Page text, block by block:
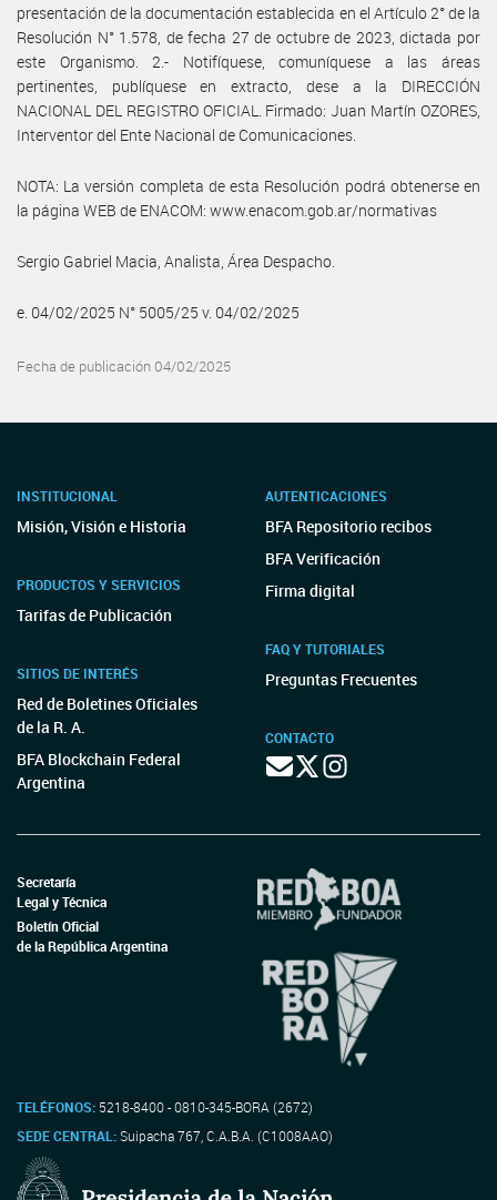
presentación de la documentación establecida en el Artículo 2° de la
Resolución N° 1.578, de fecha 27 de octubre de 2023, dictada por
este Organismo. 2.- Notifíquese, comuníquese a las áreas
pertinentes, publíquese en extracto, dese a la DIRECCIÓN
NACIONAL DEL REGISTRO OFICIAL. Firmado: Juan Martín OZORES,
Interventor del Ente Nacional de Comunicaciones.
NOTA: La versión completa de esta Resolución podrá obtenerse en
la página WEB de ENACOM: www.enacom.gob.ar/normativas
Sergio Gabriel Macia, Analista, Área Despacho.
e. 04/02/2025 N° 5005/25 v. 04/02/2025
Fecha de publicación 04/02/2025
INSTITUCIONAL
Misión, Visión e Historia
PRODUCTOS Y SERVICIOS
Tarifas de Publicación
SITIOS DE INTERÉS
Red de Boletines Oficiales
de la R. A.
BFA Blockchain Federal
Argentina
AUTENTICACIONES
BFA Repositorio recibos
BFA Verificación
Firma digital
FAQ Y TUTORIALES
Preguntas Frecuentes
CONTACTO
Secretaría
Legal y Técnica
Boletín Oficial
de la República Argentina
TELÉFONOS: 5218-8400 - 0810-345-BORA (2672)
SEDE CENTRAL:Suipacha 767, C.A.B.A. (C1008AAO)